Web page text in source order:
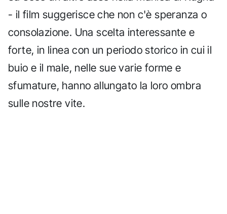
- il film suggerisce che non c'è speranza o
consolazione. Una scelta interessante e
forte, in linea con un periodo storico in cui il
buio e il male, nelle sue varie forme e
sfumature, hanno allungato la loro ombra
sulle nostre vite.